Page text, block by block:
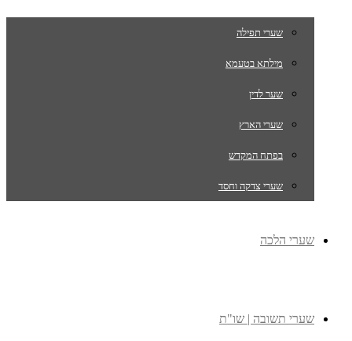
שערי תפילה
מילתא בטעמא
שער לדין
שערי הארץ
בפתח המקדש
שערי צדקה וחסד
שערי הלכה
שערי תשובה | שו"ת